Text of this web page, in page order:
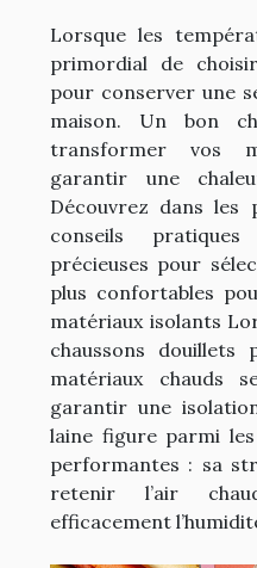
Lorsque les
primordial de
pour conserver une
maison. Un bon
transformer vos
garantir une
Découvrez dans les
conseils
précieuses pour
plus confortables
matériaux isolants
chaussons douillets
matériaux chauds
garantir une
laine figure parmi
performantes : sa
retenir l’air
efficacement